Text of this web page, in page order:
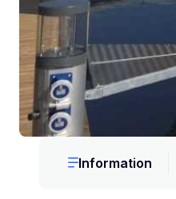
Information